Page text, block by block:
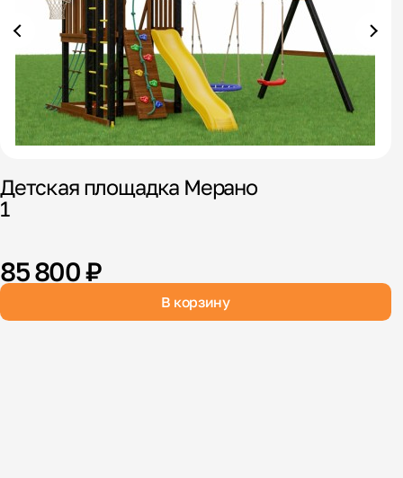
Детская площадка Мерано
1
85 800 ₽
В корзину